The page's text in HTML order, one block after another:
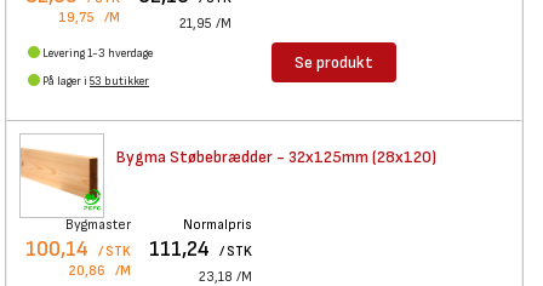
19,75 /M 21,95 /M
Levering 1-3 hverdage
På lager i 53 butikker
Se produkt
Bygma Støbebrædder - 32x125mm (28x120)
Bygmaster
100,14 / STK
20,86 /M
Normalpris
111,24 / STK
23,18 /M